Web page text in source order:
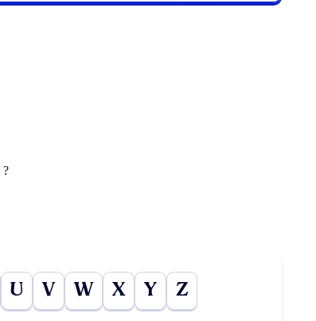
?
U V W X Y Z